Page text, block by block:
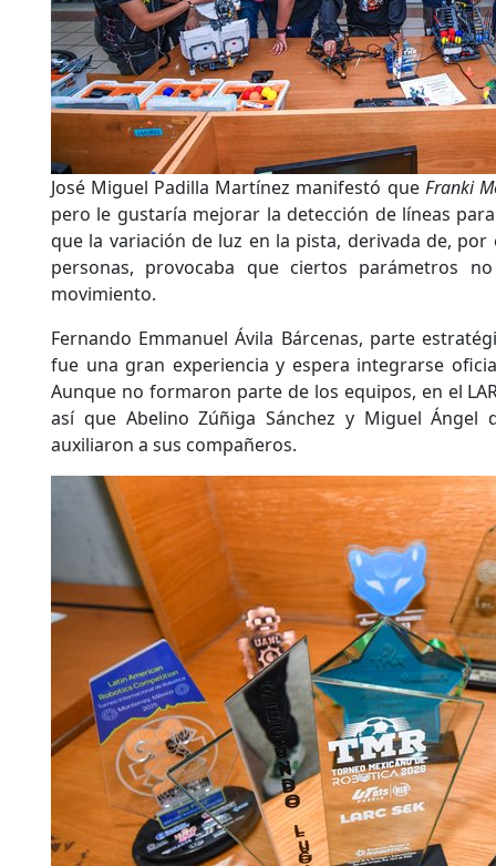
José Miguel Padilla Martínez manifestó que Franki
pero le gustaría mejorar la detección de líneas
que la variación de luz en la pista, derivada de,
personas, provocaba que ciertos parámetros
movimiento.
Fernando Emmanuel Ávila Bárcenas, parte
fue una gran experiencia y espera integrarse
Aunque no formaron parte de los equipos, en el
así que Abelino Zúñiga Sánchez y Miguel Ángel
auxiliaron a sus compañeros.